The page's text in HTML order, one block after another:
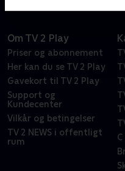
Om TV 2 Play
Priser og abonnement
Her kan du se TV 2 Play
Gavekort til TV 2 Play
Support og
Kundecenter
Vilkår og betingelser
TV 2 NEWS i offentligt
rum